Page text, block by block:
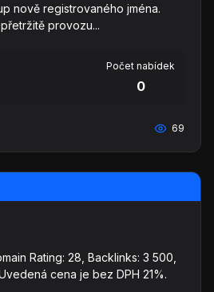
nově registrovaného jména.
provozu...
Počet nabídek
0
69
Rating: 28, Backlinks: 3 500,
cena je bez DPH 21%.